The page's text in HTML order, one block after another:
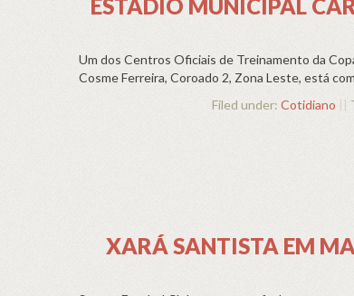
ESTÁDIO MUNICIPAL
Um dos Centros Oficiais de Treinamento da
Cosme Ferreira, Coroado 2, Zona Leste, está
Filed under: Cotidiano ||
XARÁ SANTISTA EM